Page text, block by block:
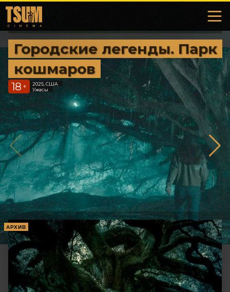
Городские легенды. Парк
кошмаров
18 +
2025, США
Ужасы
АРХИВ